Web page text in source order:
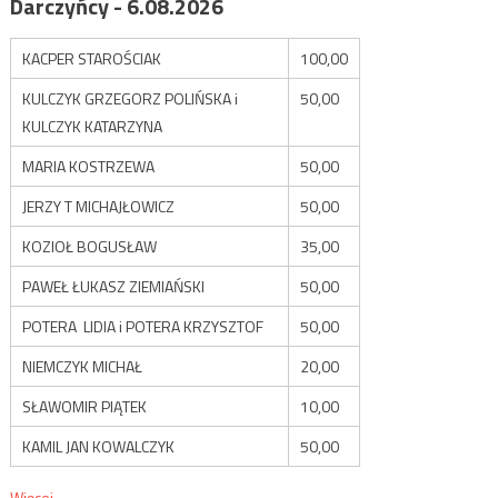
KACPER STAROŚCIAK
100,00
KULCZYK GRZEGORZ POLIŃSKA i
KULCZYK KATARZYNA
50,00
MARIA KOSTRZEWA
50,00
JERZY T MICHAJŁOWICZ
50,00
KOZIOŁ BOGUSŁAW
35,00
PAWEŁ ŁUKASZ ZIEMIAŃSKI
50,00
POTERA LIDIA i POTERA KRZYSZTOF
50,00
NIEMCZYK MICHAŁ
20,00
SŁAWOMIR PIĄTEK
10,00
KAMIL JAN KOWALCZYK
50,00